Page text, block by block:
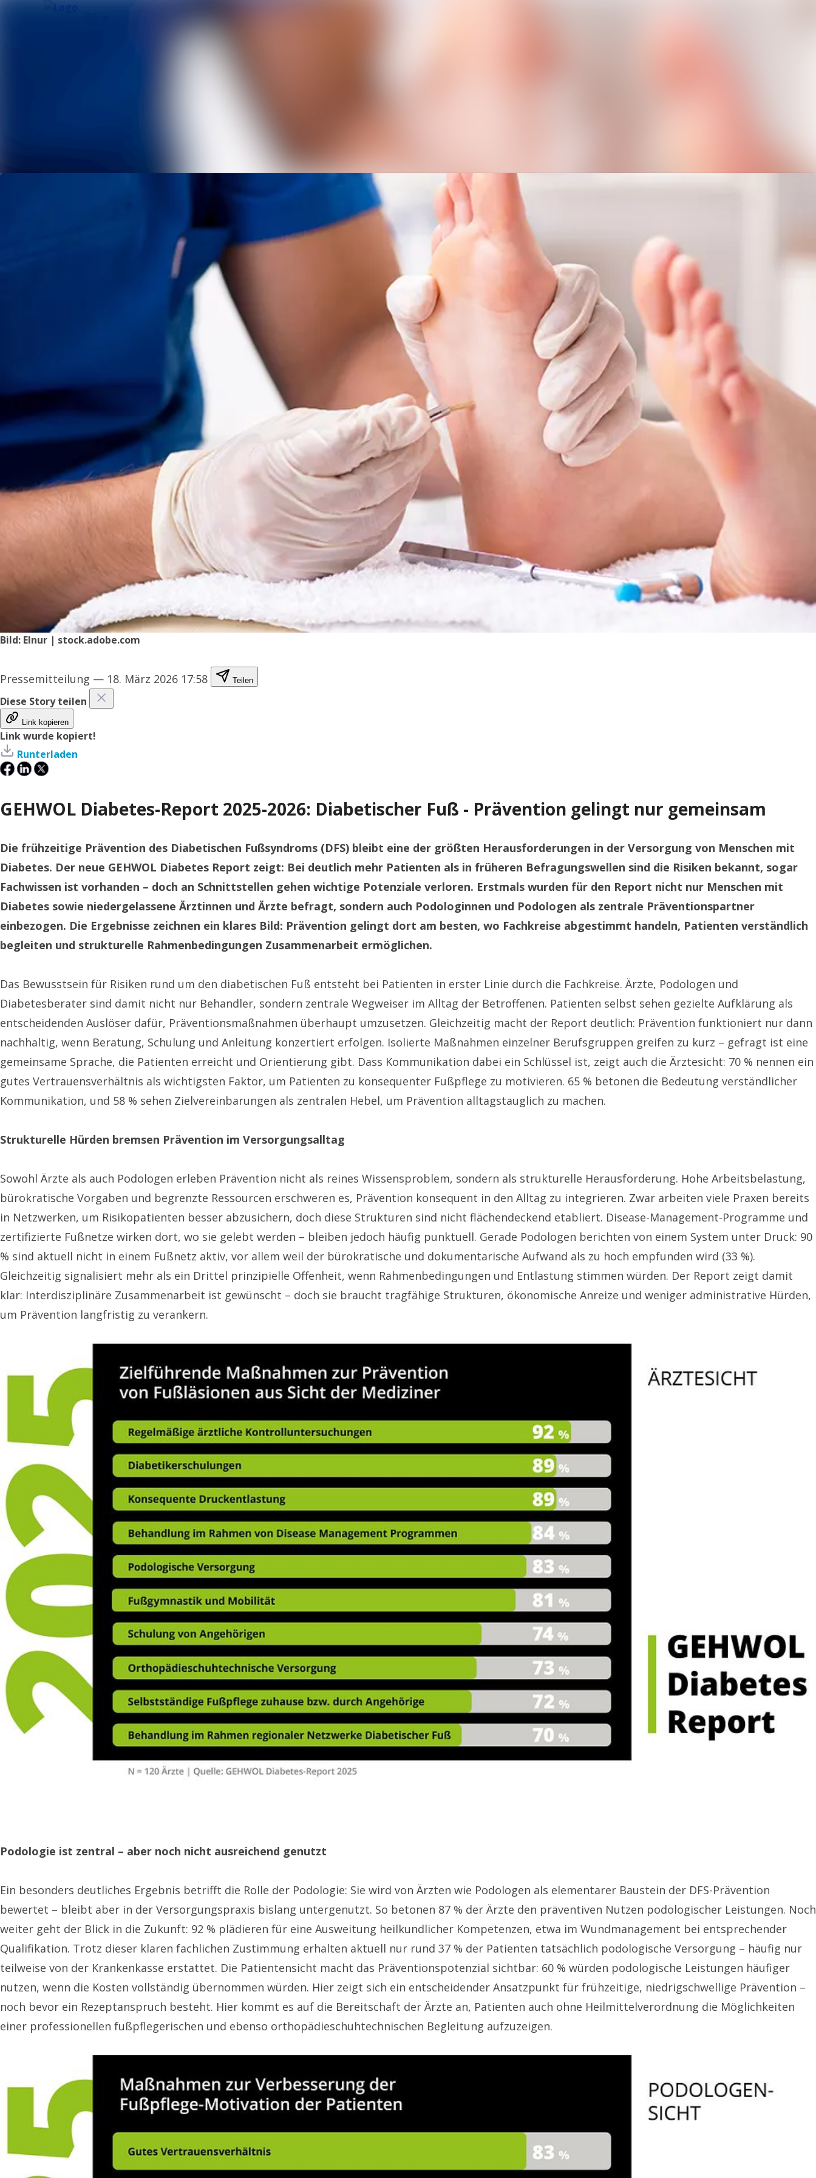
Bild: Elnur | stock.adobe.com
Pressemitteilung — 18. März 2026 17:58 Teilen
Diese Story teilen
Link kopieren
Link wurde kopiert!
Runterladen
GEHWOL Diabetes-Report 2025-2026: Diabetischer Fuß - Prävention gelingt nur gemeinsam
Die frühzeitige Prävention des Diabetischen Fußsyndroms (DFS) bleibt eine der größten Herausforderungen in der Versorgung von Menschen mit
Diabetes. Der neue GEHWOL Diabetes Report zeigt: Bei deutlich mehr Patienten als in früheren Befragungswellen sind die Risiken bekannt, sogar
Fachwissen ist vorhanden – doch an Schnittstellen gehen wichtige Potenziale verloren. Erstmals wurden für den Report nicht nur Menschen mit
Diabetes sowie niedergelassene Ärztinnen und Ärzte befragt, sondern auch Podologinnen und Podologen als zentrale Präventionspartner
einbezogen. Die Ergebnisse zeichnen ein klares Bild: Prävention gelingt dort am besten, wo Fachkreise abgestimmt handeln, Patienten verständlich
begleiten und strukturelle Rahmenbedingungen Zusammenarbeit ermöglichen.
Das Bewusstsein für Risiken rund um den diabetischen Fuß entsteht bei Patienten in erster Linie durch die Fachkreise. Ärzte, Podologen und
Diabetesberater sind damit nicht nur Behandler, sondern zentrale Wegweiser im Alltag der Betroffenen. Patienten selbst sehen gezielte Aufklärung als
entscheidenden Auslöser dafür, Präventionsmaßnahmen überhaupt umzusetzen. Gleichzeitig macht der Report deutlich: Prävention funktioniert nur dann
nachhaltig, wenn Beratung, Schulung und Anleitung konzertiert erfolgen. Isolierte Maßnahmen einzelner Berufsgruppen greifen zu kurz – gefragt ist eine
gemeinsame Sprache, die Patienten erreicht und Orientierung gibt. Dass Kommunikation dabei ein Schlüssel ist, zeigt auch die Ärztesicht: 70 % nennen ein
gutes Vertrauensverhältnis als wichtigsten Faktor, um Patienten zu konsequenter Fußpflege zu motivieren. 65 % betonen die Bedeutung verständlicher
Kommunikation, und 58 % sehen Zielvereinbarungen als zentralen Hebel, um Prävention alltagstauglich zu machen.
Strukturelle Hürden bremsen Prävention im Versorgungsalltag
Sowohl Ärzte als auch Podologen erleben Prävention nicht als reines Wissensproblem, sondern als strukturelle Herausforderung. Hohe Arbeitsbelastung,
bürokratische Vorgaben und begrenzte Ressourcen erschweren es, Prävention konsequent in den Alltag zu integrieren. Zwar arbeiten viele Praxen bereits
in Netzwerken, um Risikopatienten besser abzusichern, doch diese Strukturen sind nicht flächendeckend etabliert. Disease-Management-Programme und
zertifizierte Fußnetze wirken dort, wo sie gelebt werden – bleiben jedoch häufig punktuell. Gerade Podologen berichten von einem System unter Druck: 90
% sind aktuell nicht in einem Fußnetz aktiv, vor allem weil der bürokratische und dokumentarische Aufwand als zu hoch empfunden wird (33 %).
Gleichzeitig signalisiert mehr als ein Drittel prinzipielle Offenheit, wenn Rahmenbedingungen und Entlastung stimmen würden. Der Report zeigt damit
klar: Interdisziplinäre Zusammenarbeit ist gewünscht – doch sie braucht tragfähige Strukturen, ökonomische Anreize und weniger administrative Hürden,
um Prävention langfristig zu verankern.
Podologie ist zentral – aber noch nicht ausreichend genutzt
Ein besonders deutliches Ergebnis betrifft die Rolle der Podologie: Sie wird von Ärzten wie Podologen als elementarer Baustein der DFS-Prävention
bewertet – bleibt aber in der Versorgungspraxis bislang untergenutzt. So betonen 87 % der Ärzte den präventiven Nutzen podologischer Leistungen. Noch
weiter geht der Blick in die Zukunft: 92 % plädieren für eine Ausweitung heilkundlicher Kompetenzen, etwa im Wundmanagement bei entsprechender
Qualifikation. Trotz dieser klaren fachlichen Zustimmung erhalten aktuell nur rund 37 % der Patienten tatsächlich podologische Versorgung – häufig nur
teilweise von der Krankenkasse erstattet. Die Patientensicht macht das Präventionspotenzial sichtbar: 60 % würden podologische Leistungen häufiger
nutzen, wenn die Kosten vollständig übernommen würden. Hier zeigt sich ein entscheidender Ansatzpunkt für frühzeitige, niedrigschwellige Prävention –
noch bevor ein Rezeptanspruch besteht. Hier kommt es auf die Bereitschaft der Ärzte an, Patienten auch ohne Heilmittelverordnung die Möglichkeiten
einer professionellen fußpflegerischen und ebenso orthopädieschuhtechnischen Begleitung aufzuzeigen.